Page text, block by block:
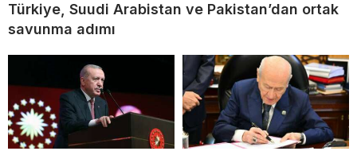
Türkiye, Suudi Arabistan ve Pakistan’dan ortak
savunma adımı